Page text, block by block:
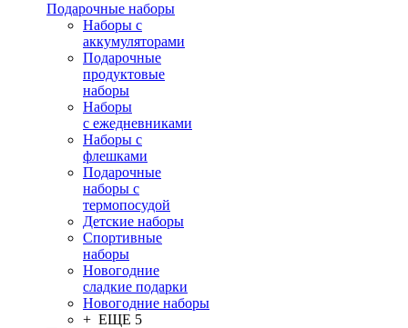
Подарочные наборы
Наборы с
аккумуляторами
Подарочные
продуктовые
наборы
Наборы
с ежедневниками
Наборы с
флешками
Подарочные
наборы с
термопосудой
Детские наборы
Спортивные
наборы
Новогодние
сладкие подарки
Новогодние наборы
+ ЕЩЕ 5